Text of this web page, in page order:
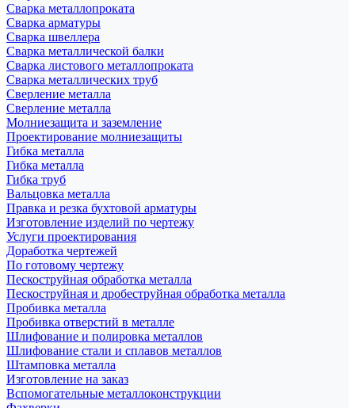
Сварка металлопроката
Сварка арматуры
Сварка швеллера
Сварка металлической балки
Сварка листового металлопроката
Сварка металлических труб
Сверление металла
Сверление металла
Молниезащита и заземление
Проектирование молниезащиты
Гибка металла
Гибка металла
Гибка труб
Вальцовка металла
Правка и резка бухтовой арматуры
Изготовление изделий по чертежу
Услуги проектирования
Доработка чертежей
По готовому чертежу
Пескоструйная обработка металла
Пескоструйная и дробеструйная обработка металла
Пробивка металла
Пробивка отверстий в металле
Шлифование и полировка металлов
Шлифование стали и сплавов металлов
Штамповка металла
Изготовление на заказ
Вспомогательные металлоконструкции